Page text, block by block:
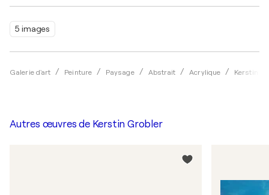
5 images
Galerie d'art Peinture Paysage Abstrait Acrylique Kerstin
Autres œuvres de Kerstin Grobler